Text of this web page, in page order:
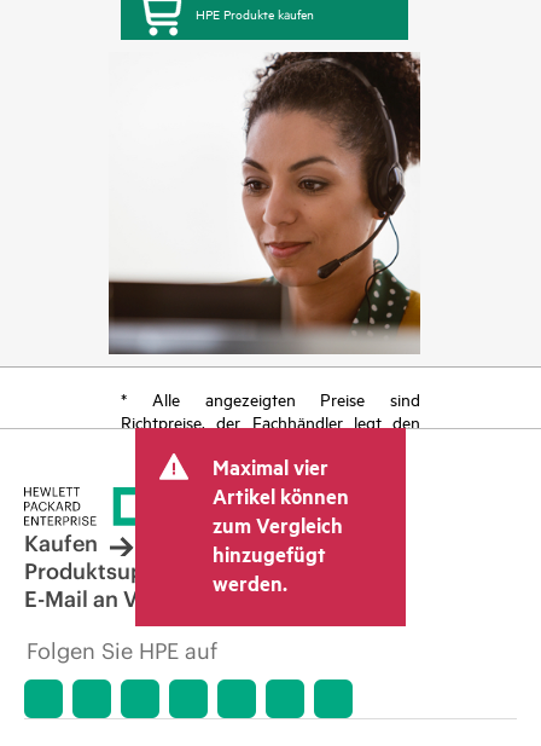
HPE Produkte kaufen
* Alle angezeigten Preise sind
Richtpreise, der Fachhändler legt den
kann weitere Gebühren wie
Mehrwertsteuer und Versandkosten
berücksichtigen. Der vom Fachhändler
festgelegte Transaktionspreis kann von
dem anderer Fachhändler und dem
angezeigten Richtpreis abweichen. Die
Richtpreise können zeitlich begrenzte
Sonderangebote enthalten. HPE behält
sich das Recht vor, jederzeit
Preisanpassungen vorzunehmen, u. a.
Marktbedingungen, der Einstellung von
Maximal vier
Artikel können
zum Vergleich
hinzugefügt
werden.
Kaufen
Produktsupport
E-Mail an Vertrieb
Folgen Sie HPE auf